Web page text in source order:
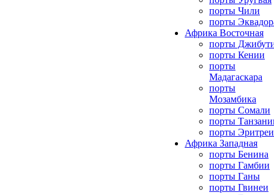
порты Чили
порты
Африка Восточная
порты
порты Кении
порты
Мадагаскара
порты
Мозамбика
порты Сомали
порты
порты Эритреи
Африка Западная
порты Бенина
порты Гамбии
порты Ганы
порты Гвинеи